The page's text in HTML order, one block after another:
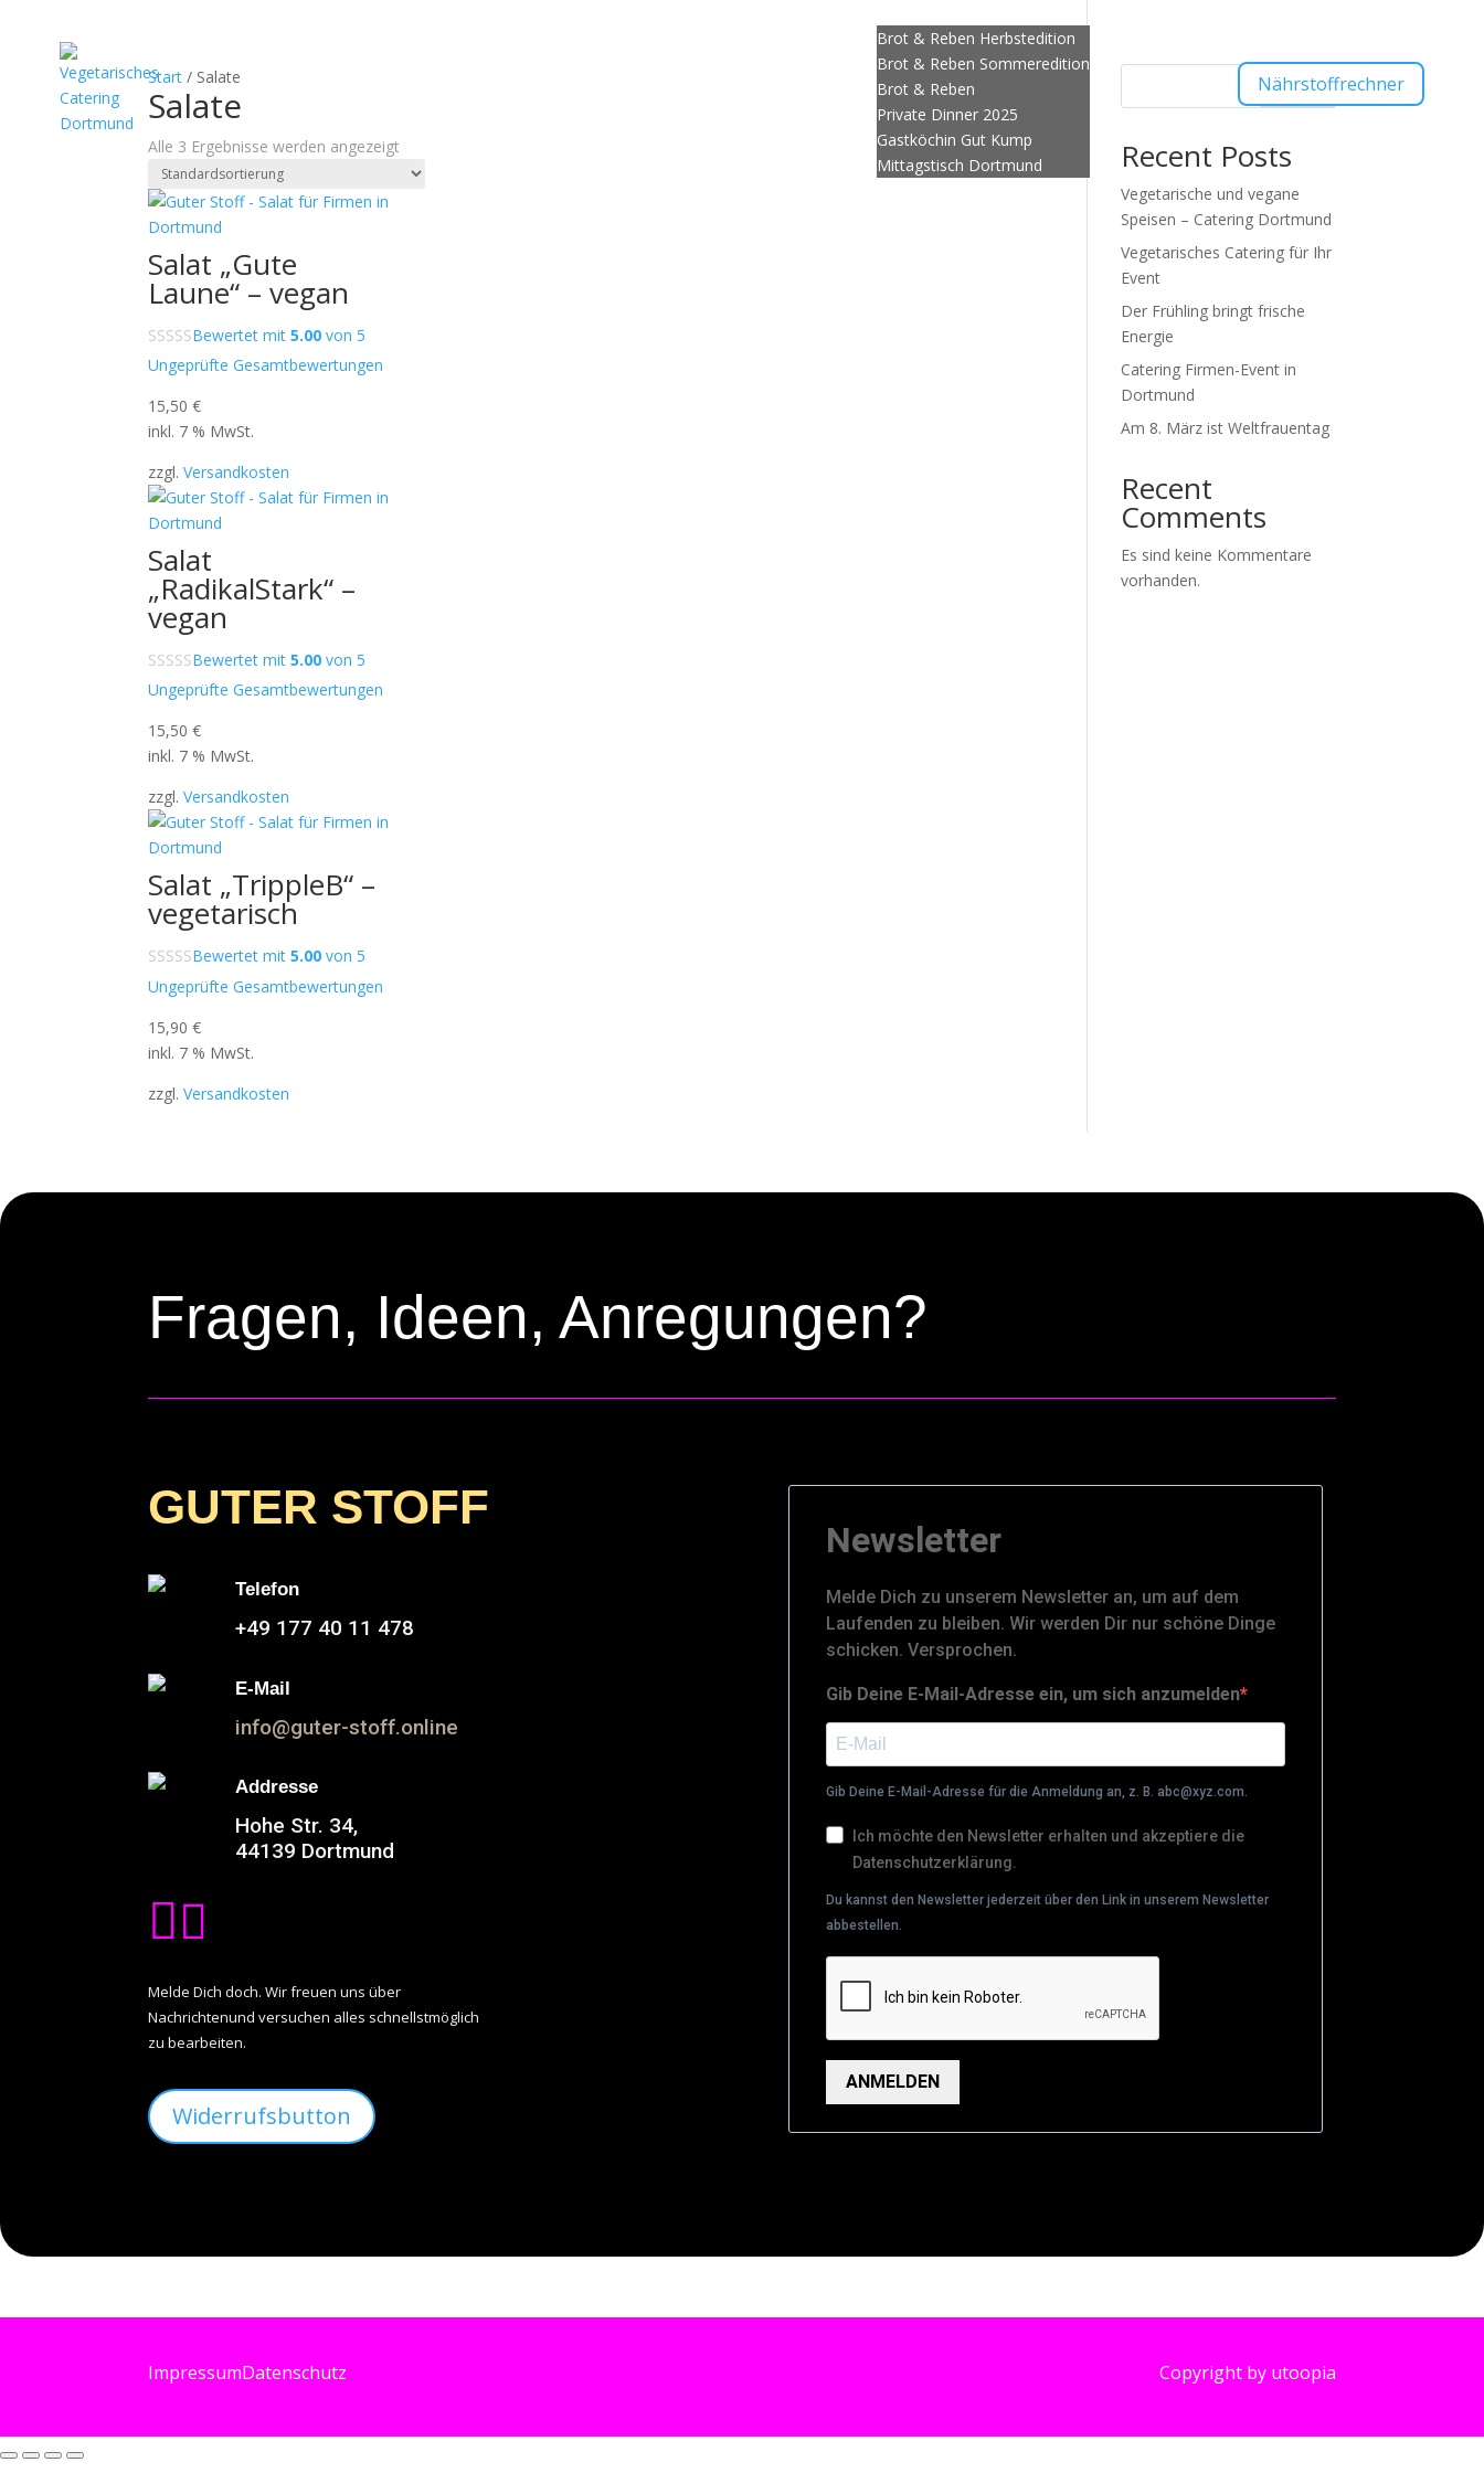
Brot & Reben Herbstedition
Brot & Reben Sommeredition
Brot & Reben
Private Dinner 2025
Gastköchin Gut Kump
Mittagstisch Dortmund
Nährstoffrechner
Start / Salate
Salate
Alle 3 Ergebnisse werden angezeigt
Salat „Gute
Laune“ – vegan
Bewertet mit5.00 von 5
Ungeprüfte Gesamtbewertungen
15,50€
inkl. 7 % MwSt.
zzgl.Versandkosten
Salat
„RadikalStark“ –
vegan
Bewertet mit5.00 von 5
Ungeprüfte Gesamtbewertungen
15,50€
inkl. 7 % MwSt.
zzgl.Versandkosten
Salat „TrippleB“ –
vegetarisch
Bewertet mit5.00 von 5
Ungeprüfte Gesamtbewertungen
15,90€
inkl. 7 % MwSt.
zzgl.Versandkosten
Suchen
Recent Posts
Vegetarische und vegane
Speisen – Catering Dortmund
Vegetarisches Catering für Ihr
Event
Der Frühling bringt frische
Energie
Catering Firmen-Event in
Dortmund
Am 8. März ist Weltfrauentag
Recent
Comments
Es sind keine Kommentare
vorhanden.
Fragen, Ideen, Anregungen?
GUTER STOFF
Telefon
+49 177 40 11 478
E-Mail
info@guter-stoff.online
Addresse
Hohe Str. 34,
44139 Dortmund

Melde Dich doch. Wir freuen uns über
Nachrichtenund versuchen alles schnellstmöglich
zu bearbeiten.
Widerrufsbutton
Newsletter
Melde Dich zu unserem Newsletter an, um auf dem
Laufenden zu bleiben. Wir werden Dir nur schöne Dinge
schicken. Versprochen.
Gib Deine E-Mail-Adresse ein, um sich anzumelden
Gib Deine E-Mail-Adresse für die Anmeldung an, z. B. abc@xyz.com.
Ich möchte den Newsletter erhalten und akzeptiere die
Datenschutzerklärung.
Du kannst den Newsletter jederzeit über den Link in unserem Newsletter
abbestellen.
ANMELDEN
ImpressumDatenschutz Copyright by utoopia